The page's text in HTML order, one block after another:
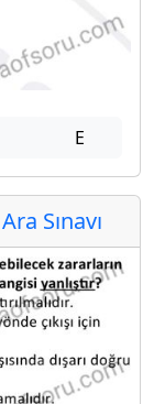
E
Sınavı